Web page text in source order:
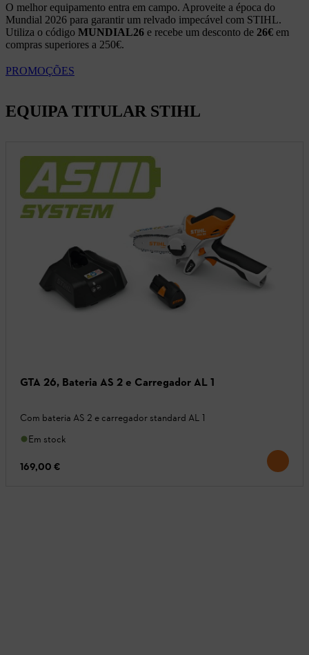
O melhor equipamento entra em campo. Aproveite a época do
Mundial 2026 para garantir um relvado impecável com STIHL.
Utiliza o código MUNDIAL26 e recebe um desconto de 26€ em
compras superiores a 250€.
PROMOÇÕES
EQUIPA TITULAR STIHL
GTA 26, Bateria AS 2 e Carregador AL 1
Com bateria AS 2 e carregador standard AL 1
Em stock
169,00 €